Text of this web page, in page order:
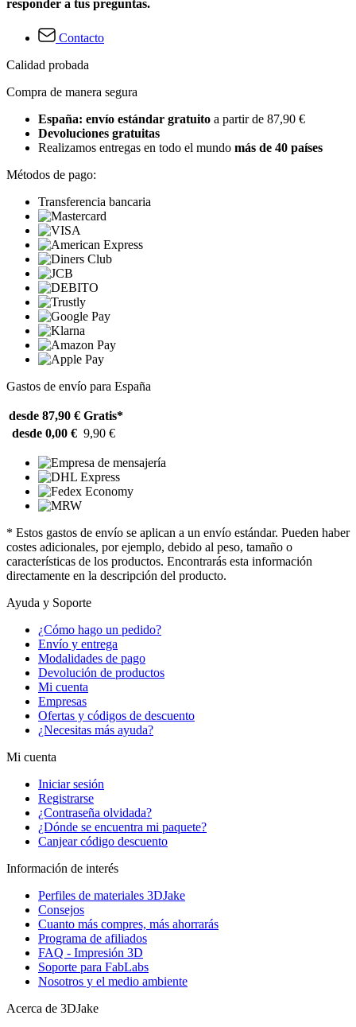
responder a tus preguntas.
Contacto
Calidad probada
Compra de manera segura
España: envío estándar gratuito a partir de 87,90 €
Devoluciones gratuitas
Realizamos entregas en todo el mundo más de 40 países
Métodos de pago:
Transferencia bancaria
Gastos de envío para España
desde 87,90 € Gratis*
desde 0,00 € 9,90 €
* Estos gastos de envío se aplican a un envío estándar. Pueden haber
costes adicionales, por ejemplo, debido al peso, tamaño o
características de los productos. Encontrarás esta información
directamente en la descripción del producto.
Ayuda y Soporte
¿Cómo hago un pedido?
Envío y entrega
Modalidades de pago
Devolución de productos
Mi cuenta
Empresas
Ofertas y códigos de descuento
¿Necesitas más ayuda?
Mi cuenta
Iniciar sesión
Registrarse
¿Contraseña olvidada?
¿Dónde se encuentra mi paquete?
Canjear código descuento
Información de interés
Perfiles de materiales 3DJake
Consejos
Cuanto más compres, más ahorrarás
Programa de afiliados
FAQ - Impresión 3D
Soporte para FabLabs
Nosotros y el medio ambiente
Acerca de 3DJake